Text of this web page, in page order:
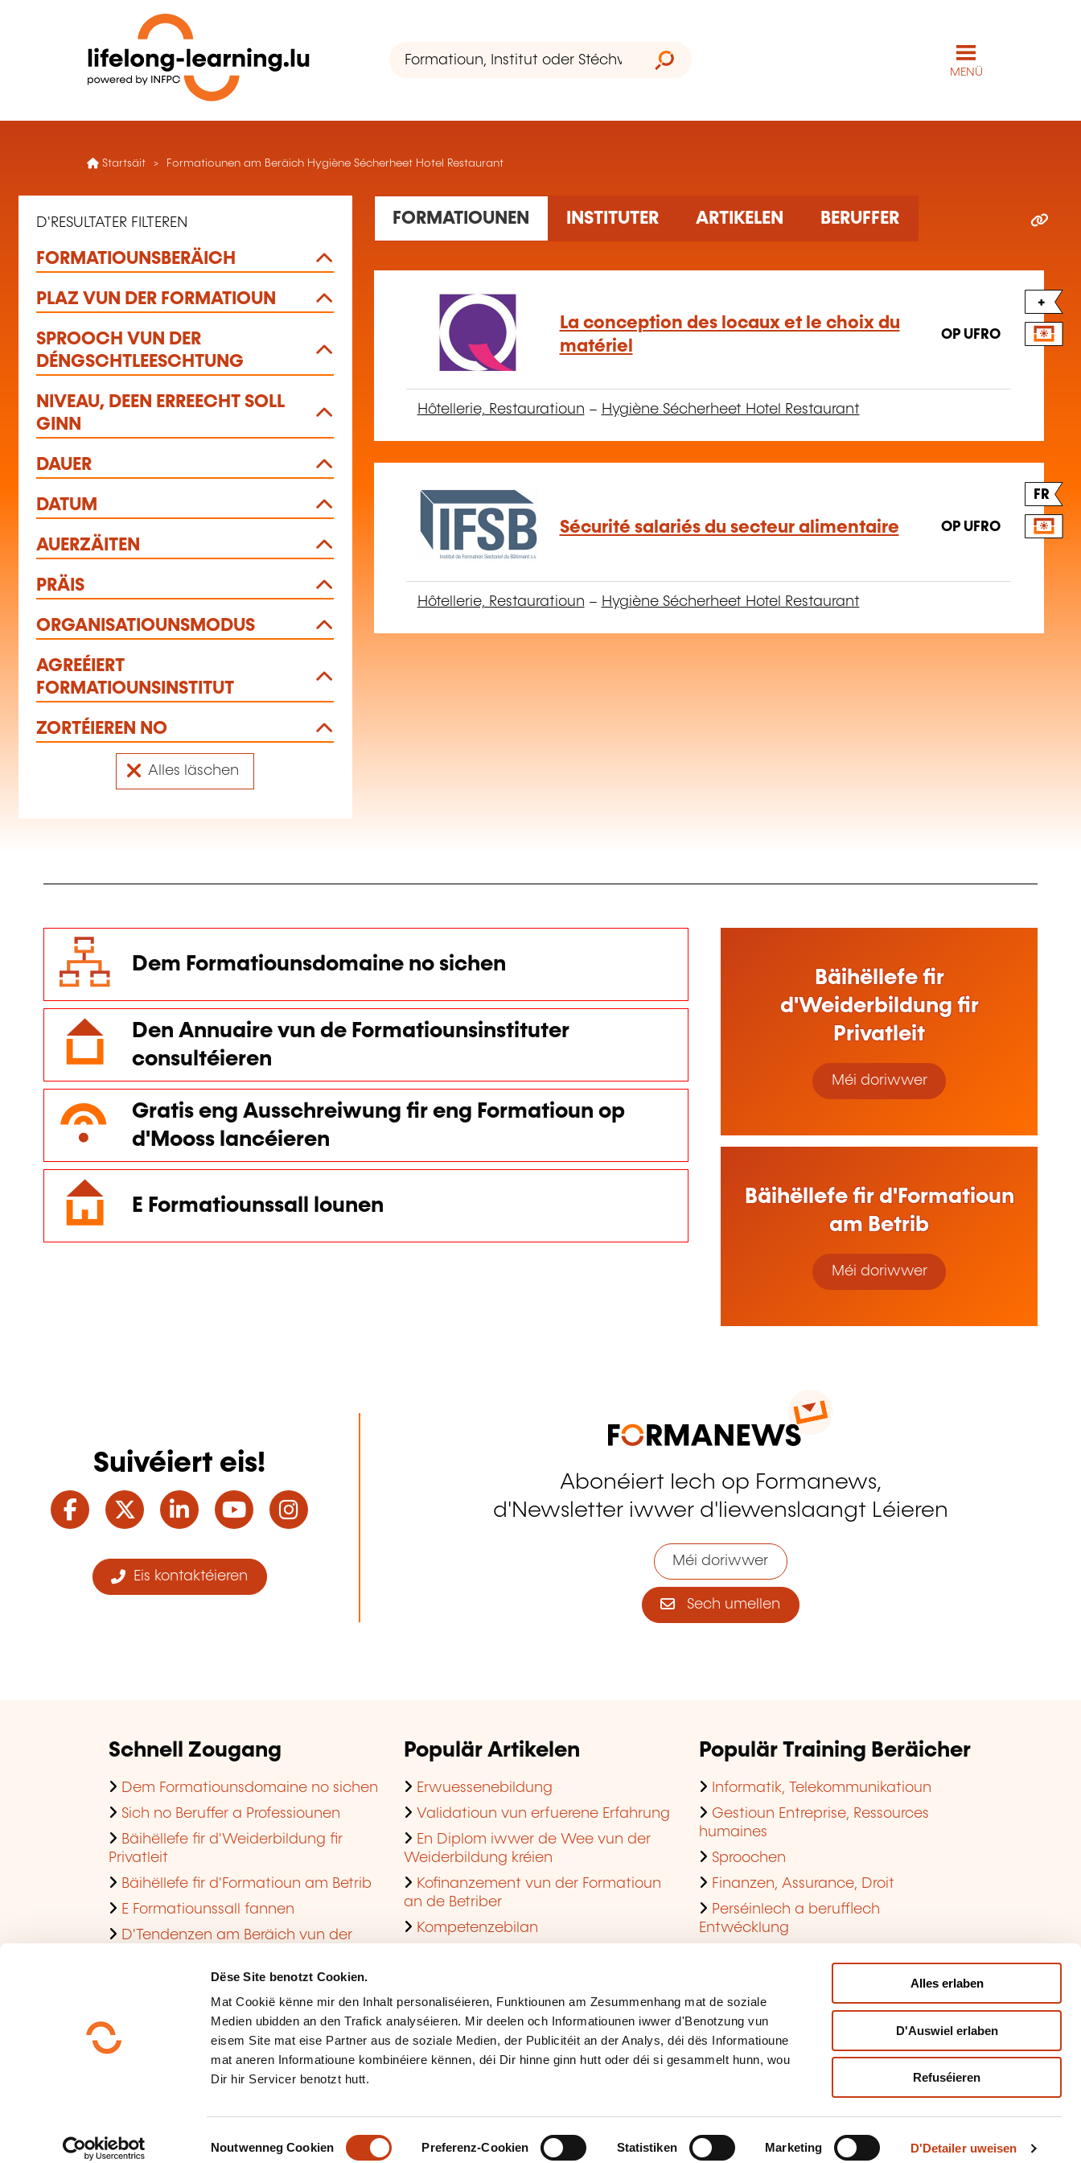
Dëse Site benotzt Cookien.
Mat Cookië kënne mir den Inhalt personaliséieren, Funktiounen am Zesummenhang mat de soziale
Medien ubidden an den Trafick analyséieren. Mir deelen och Informatiounen iwwer d'Benotzung vun
eisem Site mat eise Partner aus de soziale Medien, der Publicitéit an der Analys, déi dës Informatioune
mat aneren Informatioune kombinéiere kënnen, déi Dir hinne ginn hutt oder déi si gesammelt hunn, wou
Dir hir Servicer benotzt hutt.
Noutwenneg Cookien Preferenz-Cookien Statistiken Marketing D'Detailer uweisen
Alles erlaben
D'Auswiel erlaben
Refuséieren
MENÜ
Startsäit Formatiounen am Beräich Hygiène Sécherheet Hotel Restaurant
D'RESULTATER FILTEREN
FORMATIOUNSBERÄICH
PLAZ VUN DER FORMATIOUN
SPROOCH VUN DER
DÉNGSCHTLEESCHTUNG
NIVEAU, DEEN ERREECHT SOLL
GINN
DAUER
DATUM
AUERZÄITEN
PRÄIS
ORGANISATIOUNSMODUS
AGREÉIERT
FORMATIOUNSINSTITUT
ZORTÉIEREN NO
Alles läschen
FORMATIOUNEN INSTITUTER ARTIKELEN BERUFFER
+
La conception des locaux et le choix du
matériel
OP UFRO
Hôtellerie, Restauratioun – Hygiène Sécherheet Hotel Restaurant
FR
Sécurité salariés du secteur alimentaire OP UFRO
Hôtellerie, Restauratioun – Hygiène Sécherheet Hotel Restaurant
Dem Formatiounsdomaine no sichen
Den Annuaire vun de Formatiounsinstituter
consultéieren
Gratis eng Ausschreiwung fir eng Formatioun op
d'Mooss lancéieren
E Formatiounssall lounen
Bäihëllefe fir
d'Weiderbildung fir
Privatleit
Méi doriwwer
Bäihëllefe fir d'Formatioun
am Betrib
Méi doriwwer
Suivéiert eis!
Facebook
TwitterLinkedInYouTube
Eis kontaktéieren
Abonéiert Iech op Formanews,
d'Newsletter iwwer d'liewenslaangt Léieren
Méi doriwwer
Sech umellen
Schnell Zougang
Dem Formatiounsdomaine no sichen
Sich no Beruffer a Professiounen
Bäihëllefe fir d'Weiderbildung fir
Privatleit
Bäihëllefe fir d'Formatioun am Betrib
E Formatiounssall fannen
D'Tendenzen am Beräich vun der
Populär Artikelen
Erwuessenebildung
Validatioun vun erfuerene Erfahrung
En Diplom iwwer de Wee vun der
Weiderbildung kréien
Kofinanzement vun der Formatioun
an de Betriber
Kompetenzebilan
Populär Training Beräicher
Informatik, Telekommunikatioun
Gestioun Entreprise, Ressources
humaines
Sproochen
Finanzen, Assurance, Droit
Perséinlech a berufflech
Entwécklung
Plang vum Site